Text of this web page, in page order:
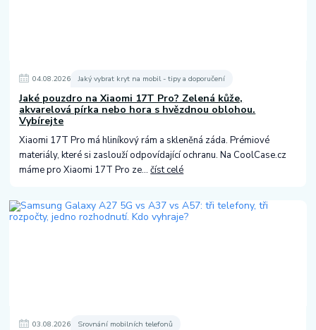
04.08.2026 Jaký vybrat kryt na mobil - tipy a doporučení
Jaké pouzdro na Xiaomi 17T Pro? Zelená kůže,
akvarelová pírka nebo hora s hvězdnou oblohou.
Vybírejte
Xiaomi 17T Pro má hliníkový rám a skleněná záda. Prémiové
materiály, které si zaslouží odpovídající ochranu. Na CoolCase.cz
máme pro Xiaomi 17T Pro ze...číst celé
03.08.2026 Srovnání mobilních telefonů